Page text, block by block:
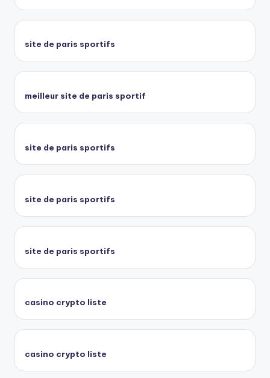
site de paris sportifs
meilleur site de paris sportif
site de paris sportifs
site de paris sportifs
site de paris sportifs
casino crypto liste
casino crypto liste